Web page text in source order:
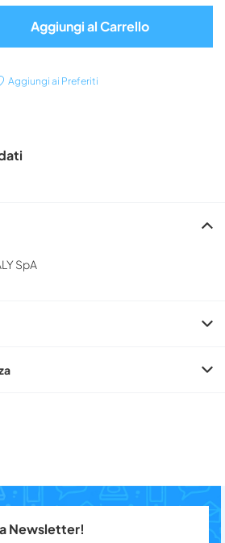
Aggiungi al Carrello
Aggiungi ai Preferiti
SpA
Newsletter!